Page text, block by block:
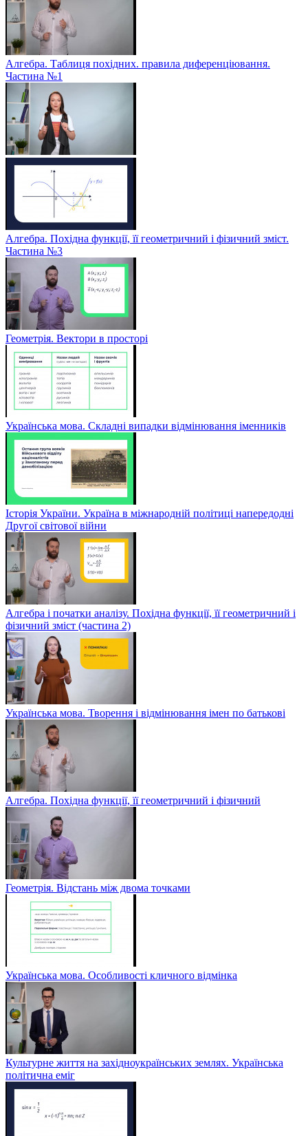
Алгебра. Таблиця похідних. правила диференціювання.
Частина №1
Алгебра. Похідна функції, її геометричний і фізичний зміст.
Частина №3
Геометрія. Вектори в просторі
Українська мова. Складні випадки відмінювання іменників
Історія України. Україна в міжнародній політиці напередодні
Другої світової війни
Алгебра і початки аналізу. Похідна функції, її геометричний і
фізичний зміст (частина 2)
Українська мова. Творення і відмінювання імен по батькові
Алгебра. Похідна функції, її геометричний і фізичний
Геометрія. Відстань між двома точками
Українська мова. Особливості кличного відмінка
Культурне життя на західноукраїнських землях. Українська
політична еміг